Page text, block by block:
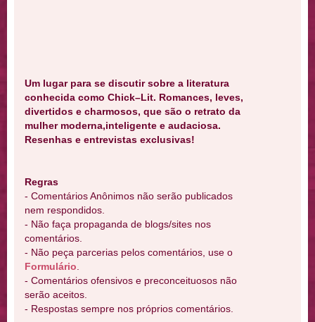
Um lugar para se discutir sobre a literatura
conhecida como Chick–Lit. Romances, leves,
divertidos e charmosos, que são o retrato da
mulher moderna,inteligente e audaciosa.
Resenhas e entrevistas exclusivas!
Regras
- Comentários Anônimos não serão publicados
nem respondidos.
- Não faça propaganda de blogs/sites nos
comentários.
- Não peça parcerias pelos comentários, use o
Formulário
- Comentários ofensivos e preconceituosos não
serão aceitos.
- Respostas sempre nos próprios comentários.